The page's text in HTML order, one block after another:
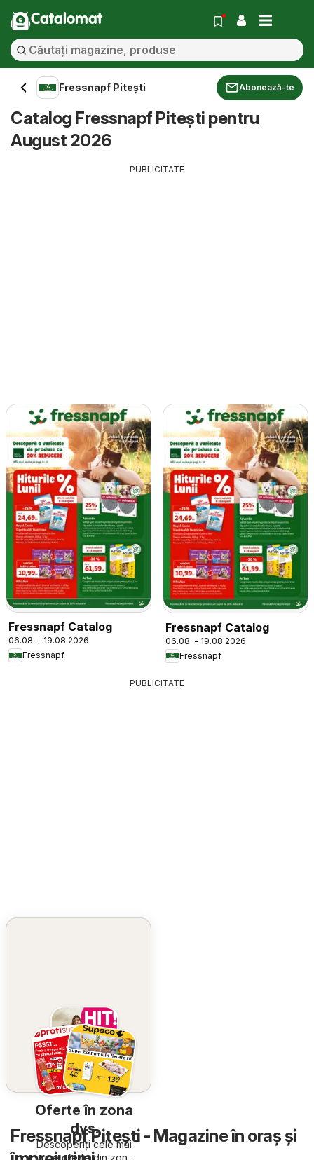
Catalomat
Fressnapf Pitești Abonează-te
Catalog Fressnapf Pitești pentru
August 2026
PUBLICITATE
Fressnapf Catalog
06.08. - 19.08.2026
Fressnapf
Fressnapf Catalog
06.08. - 19.08.2026
Fressnapf
PUBLICITATE
Oferte în zona
dvs.
Descoperiți cele mai
Fressnapf Pitești - Magazine în oraş şi